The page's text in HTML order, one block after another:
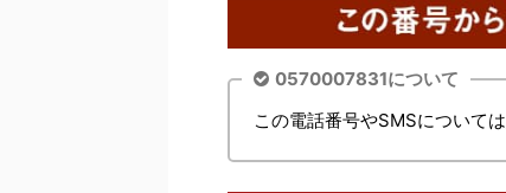
0570007831について
この電話番号やSMSについては